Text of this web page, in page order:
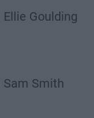
Ellie Goulding
Sam Smith